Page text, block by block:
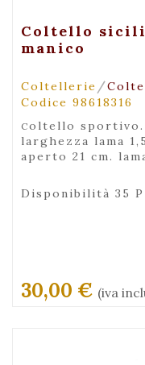
Coltello
manico
Coltellerie /
Codice 98618316
coltello sportivo. lunghezza lama 8,5 cm,
larghezza lama
aperto 21 cm.
Disponibilità 35
30,00 € (iva